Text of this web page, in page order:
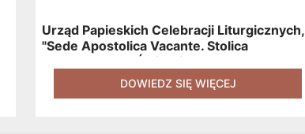
Urząd Papieskich Celebracji Liturgicznych,
"Sede Apostolica Vacante. Stolica
Apostolska Od Śmierci Jana Pawła II Do
Wyboru Benedykta XVI" [2020] + Zestaw 6
Naklejek + Książka Niespodzianka + Kod
DOWIEDZ SIĘ WIĘCEJ